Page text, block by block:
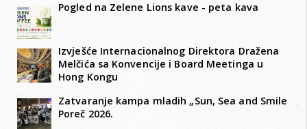
Pogled na Zelene Lions kave - peta kava
Izvješće Internacionalnog Direktora Dražena
Melčića sa Konvencije i Board Meetinga u
Hong Kongu
Zatvaranje kampa mladih „Sun, Sea and Smile
Poreč 2026.